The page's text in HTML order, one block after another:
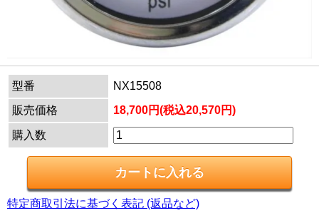
型番
NX15508
販売価格
18,700円(税込20,570円)
購入数
特定商取引法に基づく表記 (返品など)